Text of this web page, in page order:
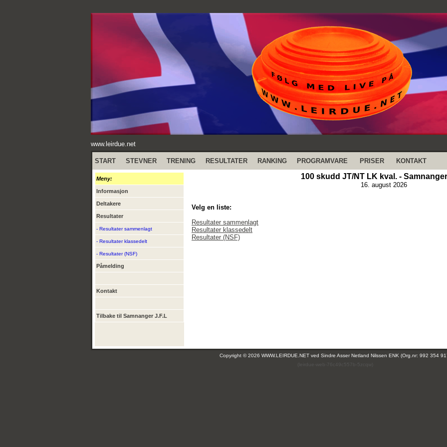
www.leirdue.net
START STEVNER TRENING RESULTATER RANKING PROGRAMVARE PRISER KONTAKT
Meny:
Informasjon
Deltakere
Resultater
- Resultater sammenlagt
- Resultater klassedelt
- Resultater (NSF)
Påmelding
Kontakt
Tilbake til Samnanger J.F.L
100 skudd JT/NT LK kval. -
16. august 2026
Velg en liste:
Resultater sammenlagt
Resultater klassedelt
Resultater (NSF)
Copyright © 2026 WWW.LEIRDUE.NET ved Sindre Asser Netland Nilssen ENK (Org.nr: 992 354
(leirdue-web-76c49c557b-5zcqw)